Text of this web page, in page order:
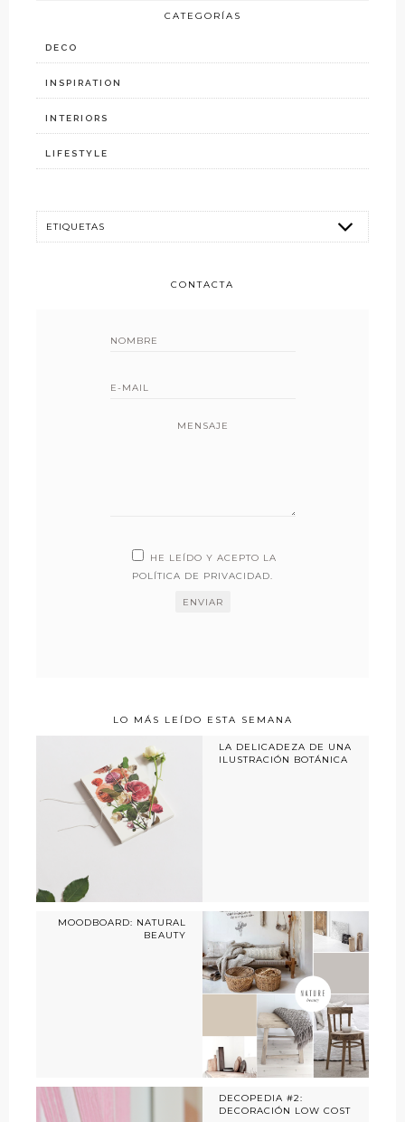
CATEGORÍAS
DECO
INSPIRATION
INTERIORS
LIFESTYLE
CONTACTA
MENSAJE
HE LEÍDO Y ACEPTO LA
POLÍTICA DE PRIVACIDAD.
LO MÁS LEÍDO ESTA SEMANA
LA DELICADEZA DE UNA
ILUSTRACIÓN BOTÁNICA
MOODBOARD: NATURAL
BEAUTY
DECOPEDIA #2:
DECORACIÓN LOW COST